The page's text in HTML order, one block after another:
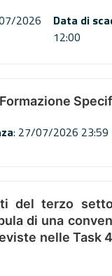
2026
Data di
12:00
: 27/07/2026 23:59
del terzo
di una
nelle Task